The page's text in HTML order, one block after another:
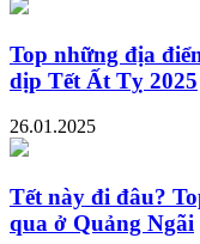
Top những địa
dịp Tết Ất Tỵ 2025
26.01.2025
Tết này đi đâu?
qua ở Quảng Ngãi